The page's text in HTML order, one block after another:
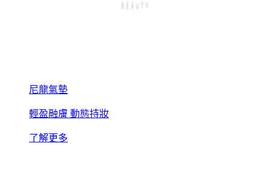
尼龍氣墊
輕盈融膚 動態持妝
了解更多